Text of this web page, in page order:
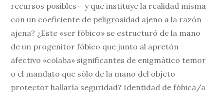
recursos posibles— y que instituye la realidad misma
con un coeficiente de peligrosidad ajeno a la razón
ajena? ¿Este «ser fóbico» se estructuró de la mano
de un progenitor fóbico que junto al apretón
afectivo «colaba» significantes de enigmático temor
o el mandato que sólo de la mano del objeto
protector hallaría seguridad? Identidad de fóbica/a